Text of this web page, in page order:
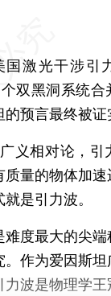
激光干涉引
双黑洞系统合
预言最终被证
相对论，引
量的物体加
是引力波。
度最大的尖端
作为爱因斯
波是物理学王